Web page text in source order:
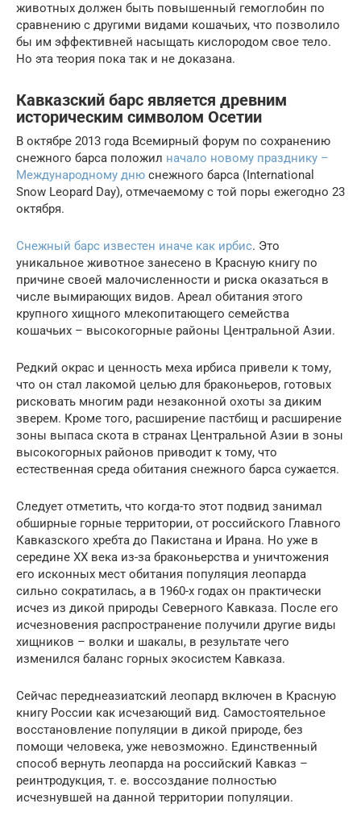
животных должен быть повышенный гемоглобин по
сравнению с другими видами кошачьих, что позволило
бы им эффективней насыщать кислородом свое тело.
Но эта теория пока так и не доказана.
Кавказский барс является древним
историческим символом Осетии
В октябре 2013 года Всемирный форум по сохранению
снежного барса положил начало новому празднику –
Международному дню снежного барса (International
Snow Leopard Day), отмечаемому с той поры ежегодно 23
октября.
Снежный барс известен иначе как ирбис. Это
уникальное животное занесено в Красную книгу по
причине своей малочисленности и риска оказаться в
числе вымирающих видов. Ареал обитания этого
крупного хищного млекопитающего семейства
кошачьих – высокогорные районы Центральной Азии.
Редкий окрас и ценность меха ирбиса привели к тому,
что он стал лакомой целью для браконьеров, готовых
рисковать многим ради незаконной охоты за диким
зверем. Кроме того, расширение пастбищ и расширение
зоны выпаса скота в странах Центральной Азии в зоны
высокогорных районов приводит к тому, что
естественная среда обитания снежного барса сужается.
Следует отметить, что когда-то этот подвид занимал
обширные горные территории, от российского Главного
Кавказского хребта до Пакистана и Ирана. Но уже в
середине XX века из-за браконьерства и уничтожения
его исконных мест обитания популяция леопарда
сильно сократилась, а в 1960-х годах он практически
исчез из дикой природы Северного Кавказа. После его
исчезновения распространение получили другие виды
хищников – волки и шакалы, в результате чего
изменился баланс горных экосистем Кавказа.
Сейчас переднеазиатский леопард включен в Красную
книгу России как исчезающий вид. Самостоятельное
восстановление популяции в дикой природе, без
помощи человека, уже невозможно. Единственный
способ вернуть леопарда на российский Кавказ –
реинтродукция, т. е. воссоздание полностью
исчезнувшей на данной территории популяции.